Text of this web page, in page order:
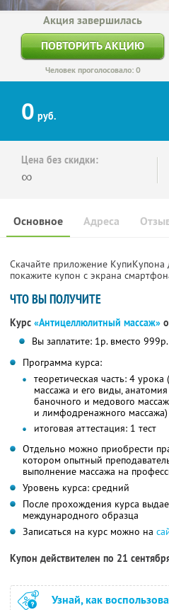
Акция завершилась
ПОВТОРИТЬ АКЦИЮ
Человек проголосовало: 0
0 руб.
Цена без скидки:
∞
Основное Адреса
Скачайте приложение КупиКупона
покажите купон с экрана
ЧТО ВЫ ПОЛУЧИТЕ
Курс «Антицеллюлитный массаж»
Вы заплатите: 1р. вместо 999р.
Программа курса:
теоретическая часть: 4
массажа и его виды,
баночного и медового
и лимфодренажного массажа)
итоговая аттестация: 1 тест
Отдельно можно приобрести
котором опытный
выполнение массажа на
Уровень курса: средний
После прохождения курса
международного образца
Записаться на курс можно на
Купон действителен по 21
Узнай, как